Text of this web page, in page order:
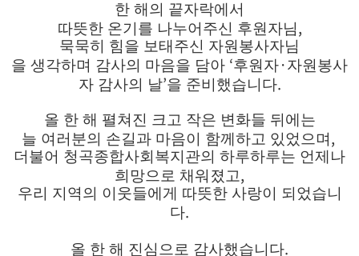
한 해의 끝자락에서
따뜻한 온기를 나누어주신 후원자님,
묵묵히 힘을 보태주신 자원봉사자님
을 생각하며 감사의 마음을 담아 ‘후원자·자원봉사
자 감사의 날’을 준비했습니다.
올 한 해 펼쳐진 크고 작은 변화들 뒤에는
늘 여러분의 손길과 마음이 함께하고 있었으며 ,
더불어 청곡종합사회복지관의 하루하루는 언제나
희망으로 채워졌고,
우리 지역의 이웃들에게 따뜻한 사랑이 되었습니
다.
올 한 해 진심으로 감사했습니다.